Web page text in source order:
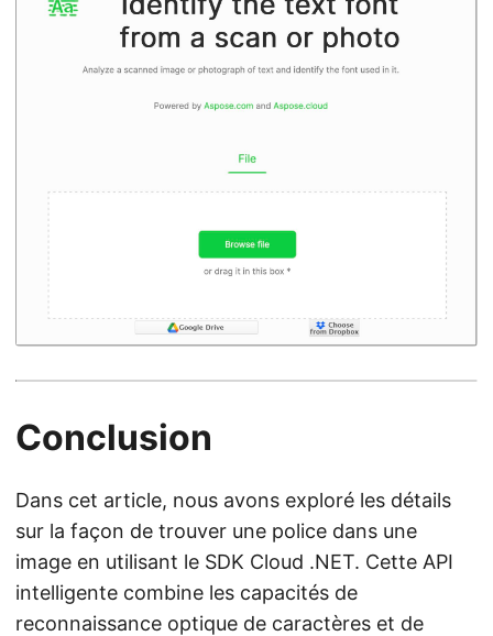
Conclusion
Dans cet article, nous avons exploré les détails
sur la façon de trouver une police dans une
image en utilisant le SDK Cloud .NET. Cette API
intelligente combine les capacités de
reconnaissance optique de caractères et de